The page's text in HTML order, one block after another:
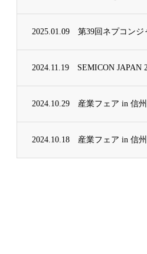
2025.01.09 第39回ネプコン
2024.11.19 SEMICON JAPAN
2024.10.29 産業フェア in 信
2024.10.18 産業フェア in 信